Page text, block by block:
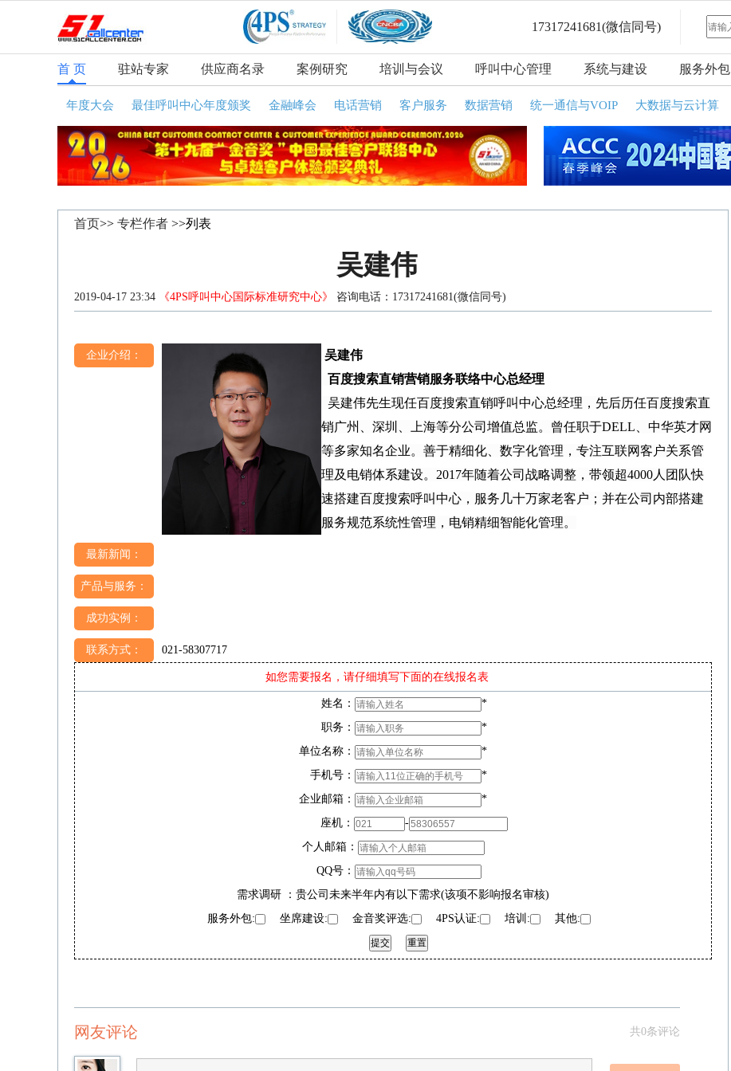
17317241681(微信同号)
首 页 驻站专家 供应商名录 案例研究 培训与会议 呼叫中心管理 系统与建设 服务外包
年度大会 最佳呼叫中心年度颁奖 金融峰会 电话营销 客户服务 数据营销 统一通信与VOIP 大数据与云计算
首页>> 专栏作者 >>列表
吴建伟
2019-04-17 23:34 《4PS呼叫中心国际标准研究中心》 咨询电话：17317241681(微信同号)
企业介绍：
吴建伟
百度搜索直销营销服务联络中心总经理
吴建伟先生现任百度搜索直销呼叫中心总经理，先后历任百度搜索直
销广州、深圳、上海等分公司增值总监。曾任职于DELL、中华英才网
等多家知名企业。善于精细化、数字化管理，专注互联网客户关系管
理及电销体系建设。2017年随着公司战略调整，带领超4000人团队快
速搭建百度搜索呼叫中心，服务几十万家老客户；并在公司内部搭建
服务规范系统性管理，电销精细智能化管理。
最新新闻：
产品与服务：
成功实例：
联系方式： 021-58307717
如您需要报名，请仔细填写下面的在线报名表
姓名：
*
职务：
*
单位名称：
*
手机号：
*
企业邮箱：
*
座机：
-
个人邮箱：
QQ号：
需求调研 ：贵公司未来半年内有以下需求(该项不影响报名审核)
服务外包:
坐席建设: 金音奖评选: 4PS认证: 培训: 其他:
共0条评论
网友评论